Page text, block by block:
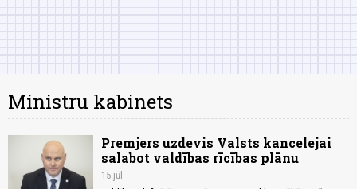
Ministru kabinets
Premjers uzdevis Valsts kancelejai
salabot valdības rīcības plānu
15.jūl